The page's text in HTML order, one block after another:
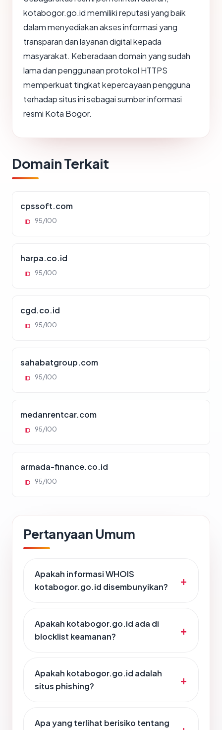
kotabogor.go.id memiliki reputasi yang baik
dalam menyediakan akses informasi yang
transparan dan layanan digital kepada
masyarakat. Keberadaan domain yang sudah
lama dan penggunaan protokol HTTPS
memperkuat tingkat kepercayaan pengguna
terhadap situs ini sebagai sumber informasi
resmi Kota Bogor.
Domain Terkait
cpssoft.com
ID 95/100
harpa.co.id
ID 95/100
cgd.co.id
ID 95/100
sahabatgroup.com
ID 95/100
medanrentcar.com
ID 95/100
armada-finance.co.id
ID 95/100
Pertanyaan Umum
Apakah informasi WHOIS
kotabogor.go.id disembunyikan?
Apakah kotabogor.go.id ada di
blocklist keamanan?
Apakah kotabogor.go.id adalah
situs phishing?
Apa yang terlihat berisiko tentang